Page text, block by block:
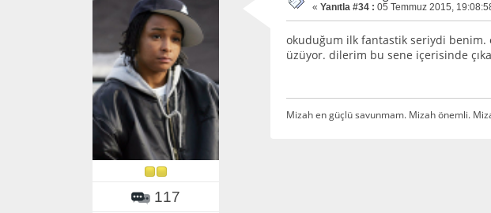
117
« Yanıtla #34 : 05 Temmuz 2015,
okuduğum ilk fantastik seriydi benim.
üzüyor. dilerim bu sene içerisinde
Mizah en güçlü savunmam. Mizah önemli.